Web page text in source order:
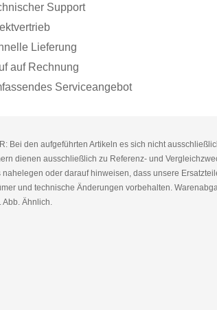
Support
Lieferung
auf Rechnung
Serviceangebot
Bei den aufgeführten Artikeln es sich nicht
dienen ausschließlich zu Referenz- und
nahelegen oder darauf hinweisen, dass unsere
und technische Änderungen vorbehalten.
Abb. Ähnlich.